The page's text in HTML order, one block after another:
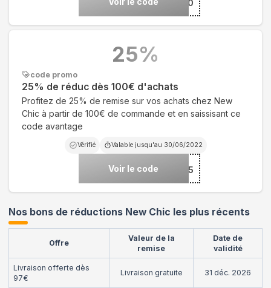
***S30
code promo
25% de réduc dès 100€ d'achats
Profitez de 25% de remise sur vos achats chez New
Chic à partir de 100€ de commande et en saissisant ce
code avantage
Vérifié Valable jusqu'au 30/06/2022
Voir le code ***5
25%
Nos bons de réductions New Chic les plus récents
Offre
Valeur de la
remise
Date de
validité
Livraison offerte dès
97€
Livraison gratuite 31 déc. 2026